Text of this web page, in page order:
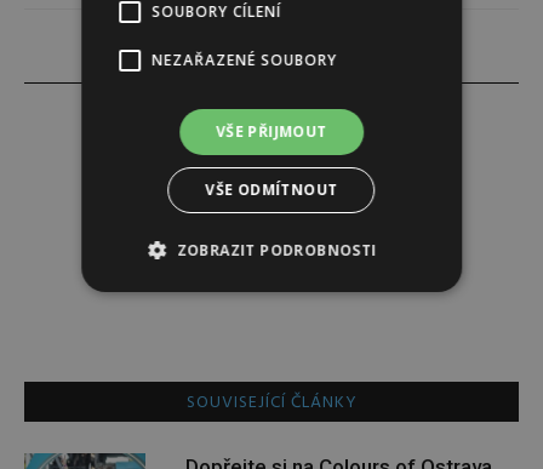
Dominika Krátká
SOUVISEJÍCÍ ČLÁNKY
SOUBORY CÍLENÍ
NEZAŘAZENÉ SOUBORY
VŠE PŘIJMOUT
VŠE ODMÍTNOUT
ZOBRAZIT PODROBNOSTI